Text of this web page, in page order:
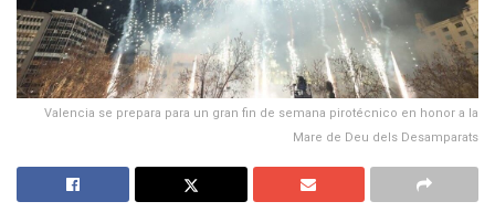
Valencia se prepara para un gran fin de semana pirotécnico en honor a la
Mare de Deu dels Desamparats